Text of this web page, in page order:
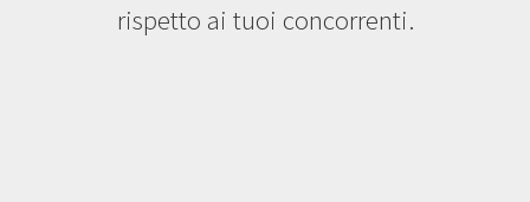
rispetto ai tuoi concorrenti.